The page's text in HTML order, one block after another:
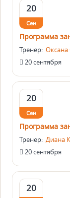
20
Сен
Программа
Тренер:
20 сентября
20
Сен
Программа
Тренер: Диана
20 сентября
20